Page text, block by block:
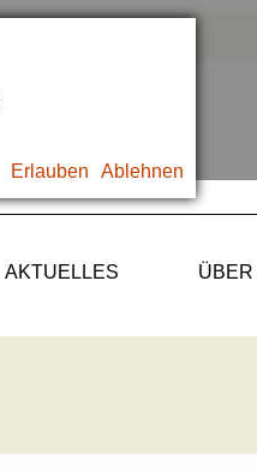
Erlauben Ablehnen
AKTUELLES ÜBER